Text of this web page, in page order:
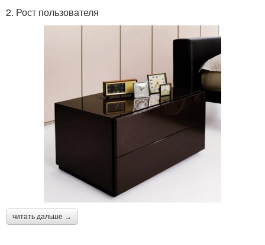
2. Рост пользователя
читать дальше →